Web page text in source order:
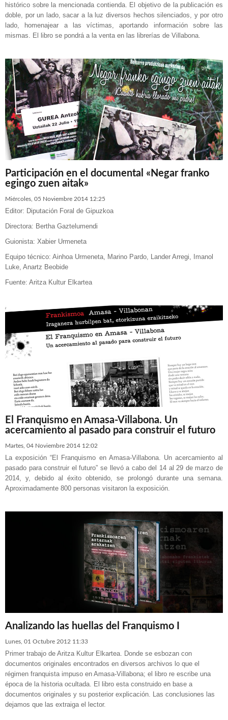
histórico sobre la mencionada contienda. El objetivo de la publicación es
doble, por un lado, sacar a la luz diversos hechos silenciados, y por otro
lado, homenajear a las víctimas, aportando información sobre las
mismas. El libro se pondrá a la venta en las librerías de Villabona.
Participación en el documental «Negar franko
egingo zuen aitak»
Miércoles, 05 Noviembre 2014 12:25
Editor: Diputación Foral de Gipuzkoa
Directora: Bertha Gaztelumendi
Guionista: Xabier Urmeneta
Equipo técnico: Ainhoa Urmeneta, Marino Pardo, Lander Arregi, Imanol
Luke, Anartz Beobide
Fuente: Aritza Kultur Elkartea
El Franquismo en Amasa-Villabona. Un
acercamiento al pasado para construir el futuro
Martes, 04 Noviembre 2014 12:02
La exposición “El Franquismo en Amasa-Villabona. Un acercamiento al
pasado para construir el futuro” se llevó a cabo del 14 al 29 de marzo de
2014, y, debido al éxito obtenido, se prolongó durante una semana.
Aproximadamente 800 personas visitaron la exposición.
Analizando las huellas del Franquismo I
Lunes, 01 Octubre 2012 11:33
Primer trabajo de Aritza Kultur Elkartea. Donde se esbozan con
documentos originales encontrados en diversos archivos lo que el
régimen franquista impuso en Amasa-Villabona; el libro re escribe una
época de la historia ocultada. El libro esta construido en base a
documentos originales y su posterior explicación. Las conclusiones las
dejamos que las extraiga el lector.